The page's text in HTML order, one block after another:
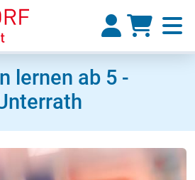
lernen ab 5 -